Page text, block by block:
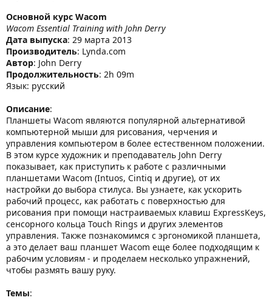
Основной курс Wacom
Wacom Essential Training with John Derry
Дата выпуска: 29 марта 2013
Производитель: Lynda.com
Автор: John Derry
Продолжительность: 2h 09m
Язык: русский
Описание:
Планшеты Wacom являются популярной альтернативой
компьютерной мыши для рисования, черчения и
управления компьютером в более естественном положении.
В этом курсе художник и преподаватель John Derry
показывает, как приступить к работе с различными
планшетами Wacom (Intuos, Cintiq и другие), от их
настройки до выбора стилуса. Вы узнаете, как ускорить
рабочий процесс, как работать с поверхностью для
рисования при помощи настраиваемых клавиш ExpressKeys,
сенсорного кольца Touch Rings и других элементов
управления. Также познакомимся с эргономикой планшета,
а это делает ваш планшет Wacom еще более подходящим к
рабочим условиям - и проделаем несколько упражнений,
чтобы размять вашу руку.
Темы: